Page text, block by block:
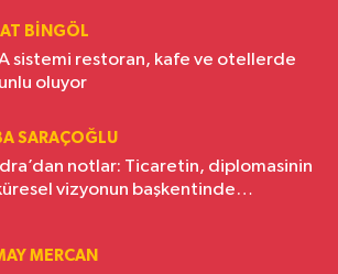
BINGÖL
sistemi restoran, kafe ve otellerde
oluyor
SARAÇOĞLU
notlar: Ticaretin, diplomasinin
vizyonun başkentinde
MERCAN